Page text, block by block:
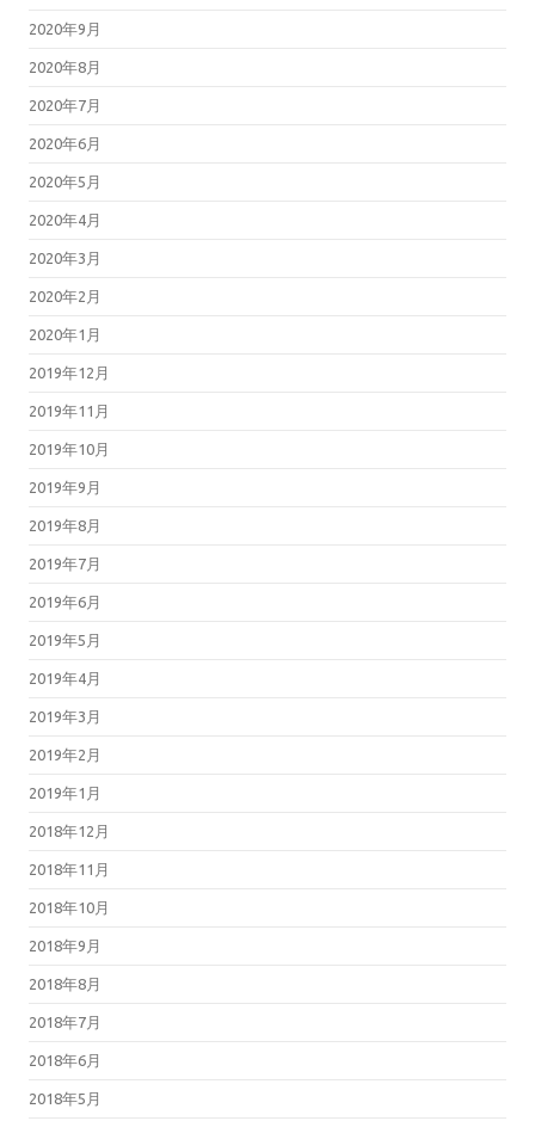
2020年9月
2020年8月
2020年7月
2020年6月
2020年5月
2020年4月
2020年3月
2020年2月
2020年1月
2019年12月
2019年11月
2019年10月
2019年9月
2019年8月
2019年7月
2019年6月
2019年5月
2019年4月
2019年3月
2019年2月
2019年1月
2018年12月
2018年11月
2018年10月
2018年9月
2018年8月
2018年7月
2018年6月
2018年5月